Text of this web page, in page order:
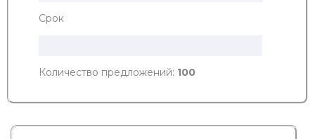
Срок
Количество предложений: 100